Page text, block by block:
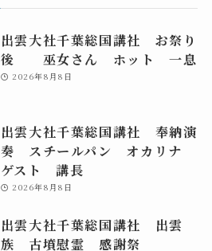
出雲大社千葉総国講社 お祭り
後 巫女さん ホット 一息
2026年8月8日
出雲大社千葉総国講社 奉納演
奏 スチールパン オカリナ
ゲスト 講長
2026年8月8日
出雲大社千葉総国講社 出雲
族 古墳慰霊 感謝祭